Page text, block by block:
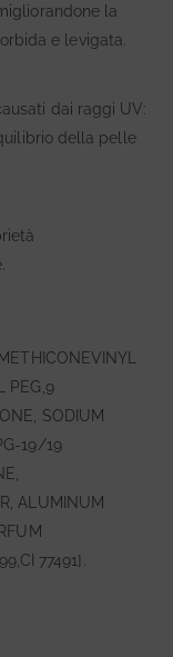
la
e levigata.
dai raggi UV:
della pelle
PEG,9
SODIUM
19/19
ALUMINUM
77491].